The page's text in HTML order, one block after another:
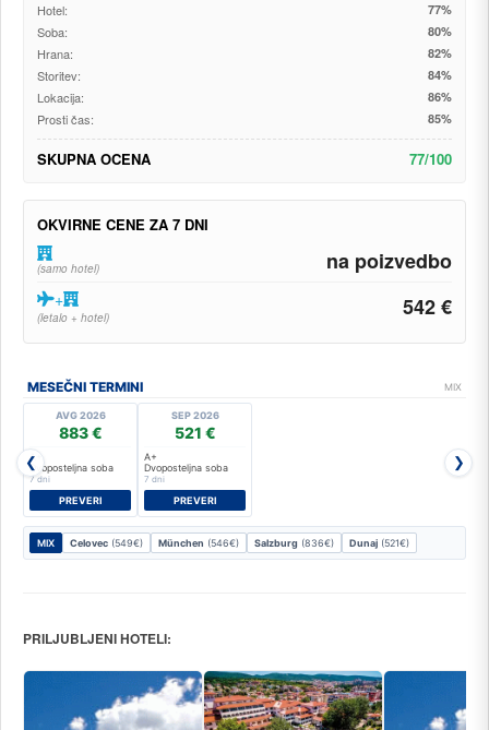
Hotel: 77%
Soba: 80%
Hrana: 82%
Storitev: 84%
Lokacija: 86%
Prosti čas: 85%
SKUPNA OCENA 77/100
OKVIRNE CENE ZA 7 DNI
(samo hotel) na poizvedbo
+
(letalo + hotel) 542 €
MESEČNI TERMINI MIX
❮
AVG 2026
883 €
A+
Dvoposteljna soba
7 dni
PREVERI
SEP 2026
521 €
A+
Dvoposteljna soba
7 dni
PREVERI
❯
MIX Celovec (549€) München (546€) Salzburg (836€) Dunaj (521€)
PRILJUBLJENI HOTELI: